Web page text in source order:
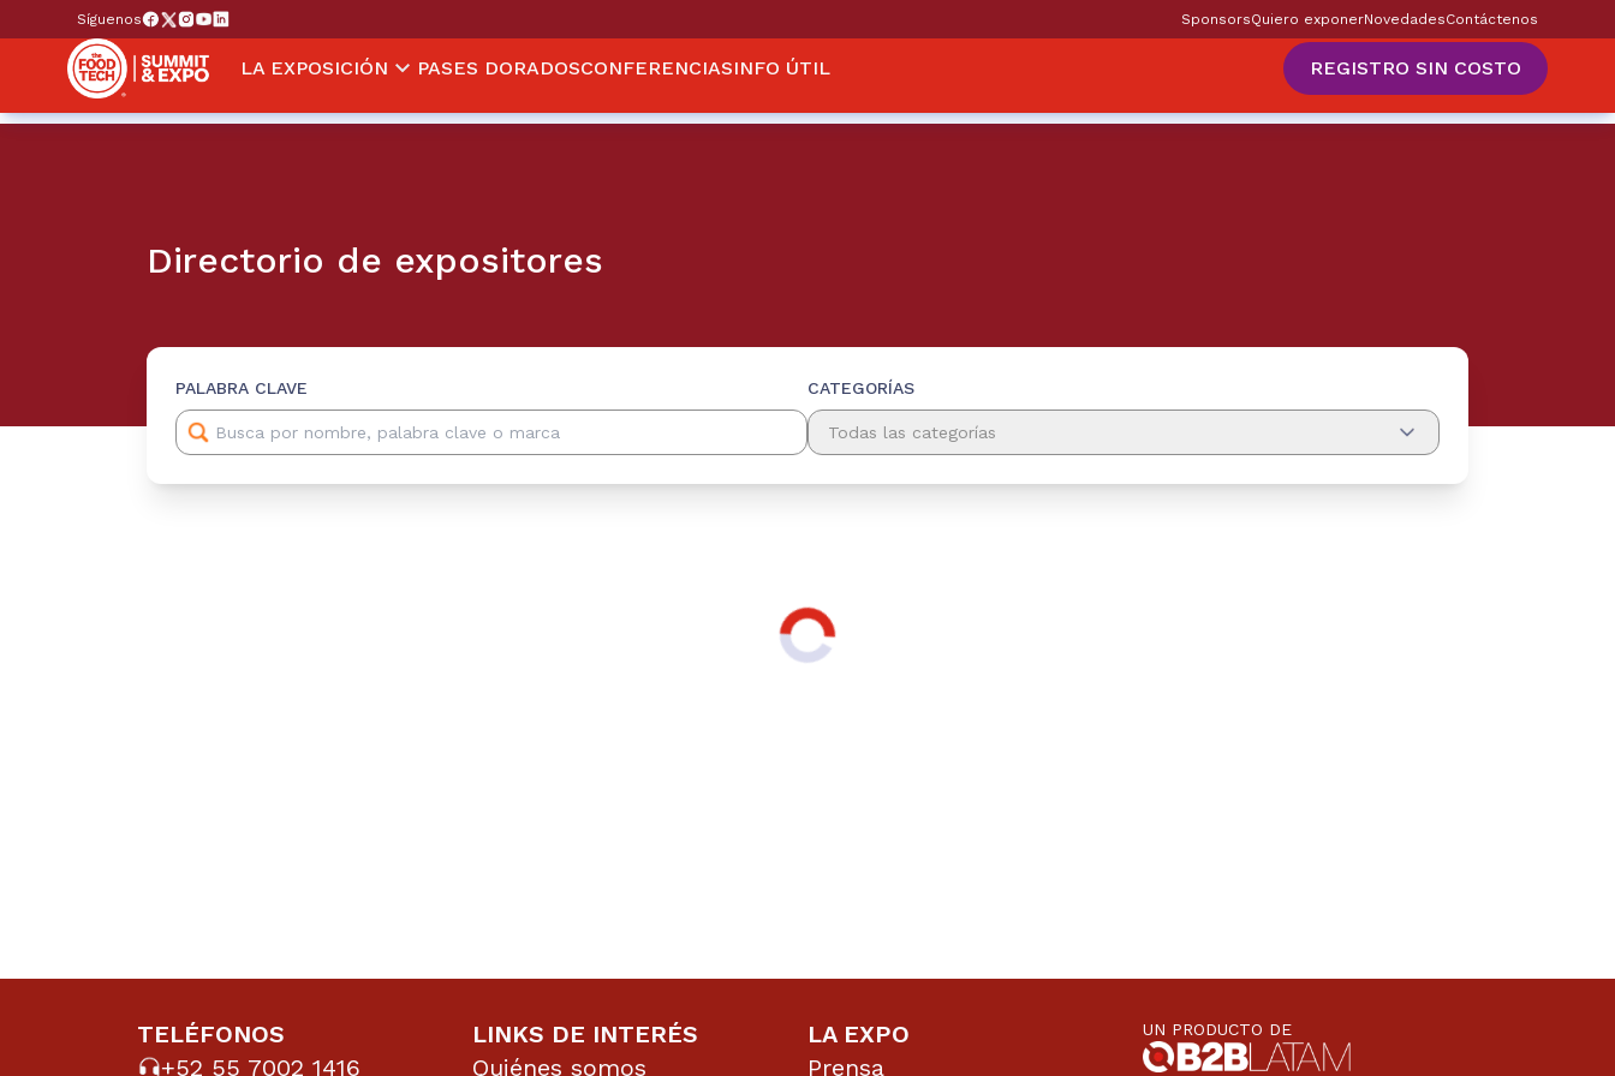
Síguenos SponsorsQuiero exponerNovedadesContáctenos
LA EXPOSICIÓN PASES DORADOSCONFERENCIASINFO ÚTIL REGISTRO SIN COSTO
Directorio de expositores
PALABRA CLAVE CATEGORÍAS
Todas las categorías
TELÉFONOS
+52 55 7002 1416
LINKS DE INTERÉS
Quiénes somos
LA EXPO
Prensa
UN PRODUCTO DE